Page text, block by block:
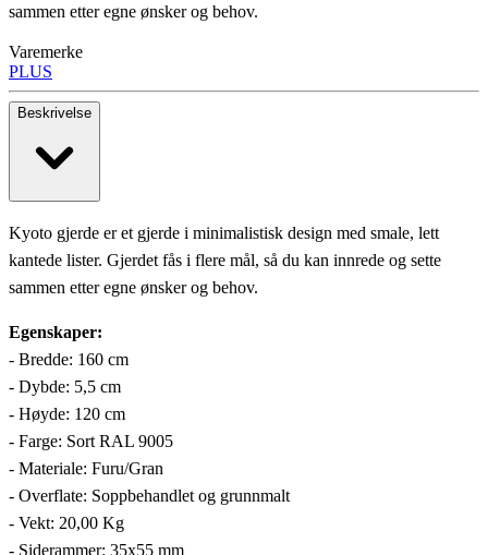
sammen etter egne ønsker og behov.
Varemerke
PLUS
Beskrivelse
Kyoto gjerde er et gjerde i minimalistisk design med smale, lett
kantede lister. Gjerdet fås i flere mål, så du kan innrede og sette
sammen etter egne ønsker og behov.
Egenskaper:
- Bredde: 160 cm
- Dybde: 5,5 cm
- Høyde: 120 cm
- Farge: Sort RAL 9005
- Materiale: Furu/Gran
- Overflate: Soppbehandlet og grunnmalt
- Vekt: 20,00 Kg
- Siderammer: 35x55 mm